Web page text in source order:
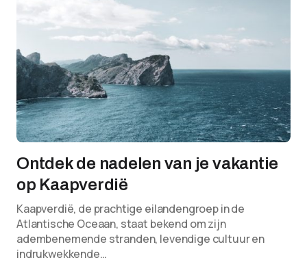
Ontdek de nadelen van je vakantie
op Kaapverdië
Kaapverdië, de prachtige eilandengroep in de
Atlantische Oceaan, staat bekend om zijn
adembenemende stranden, levendige cultuur en
indrukwekkende…